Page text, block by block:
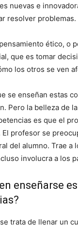
nuevas e
resolver problemas.
ético, o
que es tomar
los otros se ven
se enseñan estas
Pero la belleza de
es que el
profesor se
del alumno. Trae a
involucra a los
enseñarse
trata de llenar un